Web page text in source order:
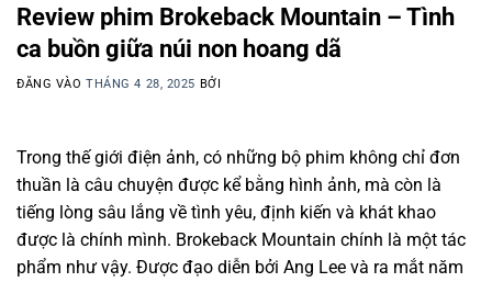
Review phim Brokeback Mountain – Tình
ca buồn giữa núi non hoang dã
ĐĂNG VÀOTHÁNG 4 28, 2025 BỞI
Trong thế giới điện ảnh, có những bộ phim không chỉ đơn
thuần là câu chuyện được kể bằng hình ảnh, mà còn là
tiếng lòng sâu lắng về tình yêu, định kiến và khát khao
được là chính mình. Brokeback Mountain chính là một tác
phẩm như vậy. Được đạo diễn bởi Ang Lee và ra mắt năm